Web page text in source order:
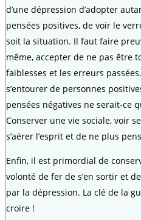
d’une dépression d’adopter
pensées positives, de voir le
soit la situation. Il faut faire
même, accepter de ne pas être
faiblesses et les erreurs
s’entourer de personnes
pensées négatives ne serait-ce
Conserver une vie sociale, voir
s’aérer l’esprit et de ne plus
Enfin, il est primordial de
volonté de fer de s’en sortir et
par la dépression. La clé de la
croire !